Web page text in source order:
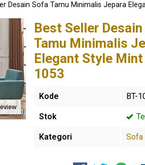
Desain Sofa Tamu Minimalis Jepara
Best Seller
Tamu Minimalis
Elegant Style Mint
1053
Kode BT-
Stok
Kategori Sofa